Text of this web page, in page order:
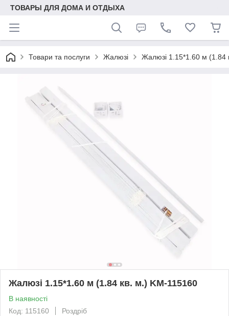
ТОВАРЫ ДЛЯ ДОМА И ОТДЫХА
Товари та послуги Жалюзі Жалюзі 1.15*1.60 м (1.84
Жалюзі 1.15*1.60 м (1.84 кв. м.) KM-115160
В наявності
Код: 115160
Роздріб